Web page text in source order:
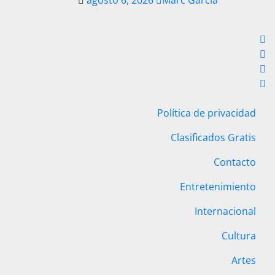
Política de privacidad
Clasificados Gratis
Contacto
Entretenimiento
Internacional
Cultura
Artes